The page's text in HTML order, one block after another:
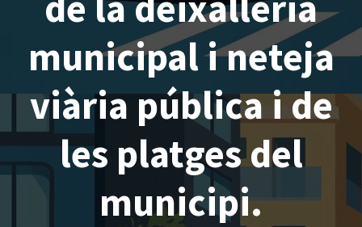
municipal i neteja
viària pública i de
les platges del
municipi.